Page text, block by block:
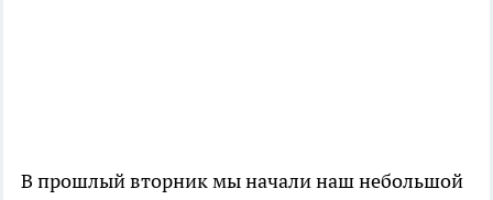
В прошлый вторник мы начали наш небольшой